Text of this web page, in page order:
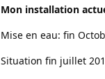
Mon installation
Mise en eau: fin
Situation fin juillet